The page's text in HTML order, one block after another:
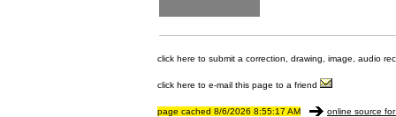
click here to submit a correction, drawing, image, audio
click here to e-mail this page to a friend
page cached 8/6/2026 8:55:17 AM online source